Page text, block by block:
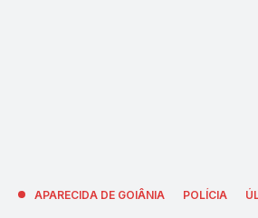
APARECIDA DE GOIÂNIA POLÍCIA